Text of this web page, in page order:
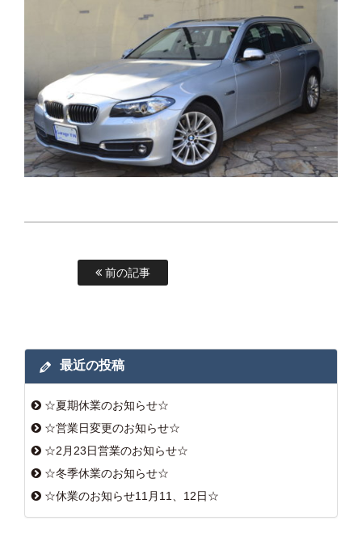
前の記事
最近の投稿
☆夏期休業のお知らせ☆
☆営業日変更のお知らせ☆
☆2月23日営業のお知らせ☆
☆冬季休業のお知らせ☆
☆休業のお知らせ11月11、12日☆